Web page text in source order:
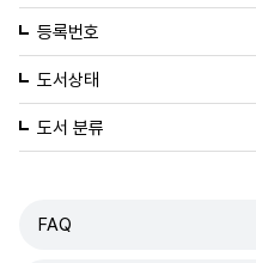
등록번호
도서상태
도서 분류
FAQ